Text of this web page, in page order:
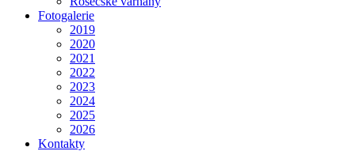
Fotogalerie
2019
2020
2021
2022
2023
2024
2025
2026
Kontakty